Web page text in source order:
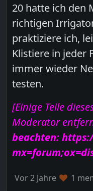
20 hatte ich den
richtigen
praktiziere ich,
Klistiere in jeder
immer wieder
testen.
[Einige Teile
Moderator
beachten:
Vor 2 Jahre 1